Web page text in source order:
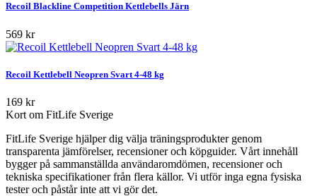
Recoil Blackline Competition Kettlebells Järn
569 kr
Recoil Kettlebell Neopren Svart 4-48 kg
169 kr
Kort om FitLife Sverige
FitLife Sverige hjälper dig välja träningsprodukter genom
transparenta jämförelser, recensioner och köpguider. Vårt innehåll
bygger på sammanställda användaromdömen, recensioner och
tekniska specifikationer från flera källor. Vi utför inga egna fysiska
tester och påstår inte att vi gör det.